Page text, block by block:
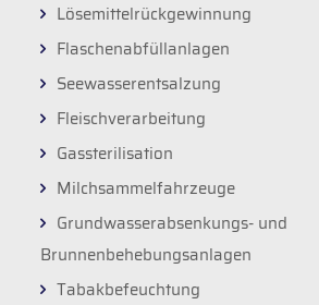
Lösemittelrückgewinnung
Flaschenabfüllanlagen
Seewasserentsalzung
Fleischverarbeitung
Gassterilisation
Milchsammelfahrzeuge
Grundwasserabsenkungs- und
Brunnenbehebungsanlagen
Tabakbefeuchtung